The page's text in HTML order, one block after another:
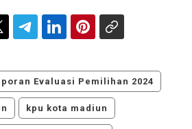
Evaluasi Pemilihan 2024
kpu kota madiun